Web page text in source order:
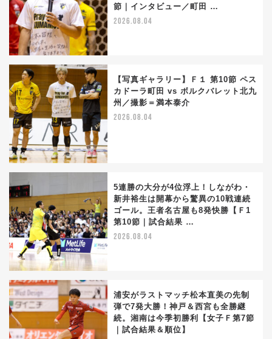
節｜インタビュー／町田 …
2026.08.04
【写真ギャラリー】Ｆ１ 第10節 ペス
カドーラ町田 vs ボルクバレット北九
州／撮影＝満本泰介
2026.08.04
5連勝の大分が4位浮上！しながわ・
新井裕生は開幕から驚異の10戦連続
ゴール。王者名古屋も8発快勝【Ｆ1
第10節｜試合結果 …
2026.08.04
浦安がラストマッチ松本直美の先制
弾で7発大勝！神戸＆西宮も全勝継
続。湘南は今季初勝利【女子Ｆ第7節
｜試合結果＆順位】